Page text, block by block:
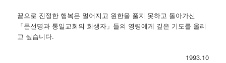
끝으로 진정한 행복은 멀어지고 원한을 풀지 못하고 돌아가신
「문선명과 통일교회의 희생자」들의 영령에게 깊은 기도를 올리
고 싶습니다.
1993.10